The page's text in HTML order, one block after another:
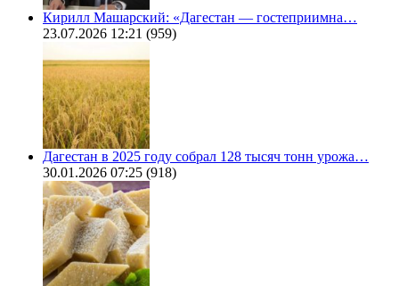
Кирилл Машарский: «Дагестан — гостеприимна…
23.07.2026 12:21 (959)
Дагестан в 2025 году собрал 128 тысяч тонн урожа…
30.01.2026 07:25 (918)